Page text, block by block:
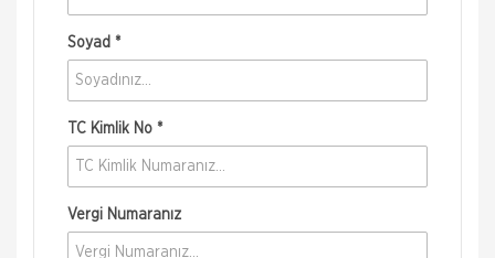
Soyad *
TC Kimlik No *
Vergi Numaranız